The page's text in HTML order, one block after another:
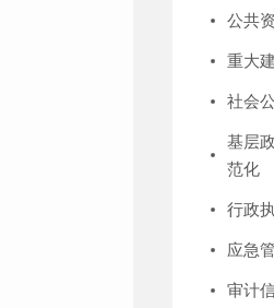
公共
重大
社会
基层
范化
行政
应急
审计